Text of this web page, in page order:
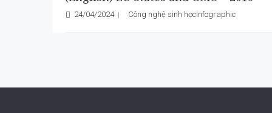
24/04/2024 Công nghệ sinh họcInfographic